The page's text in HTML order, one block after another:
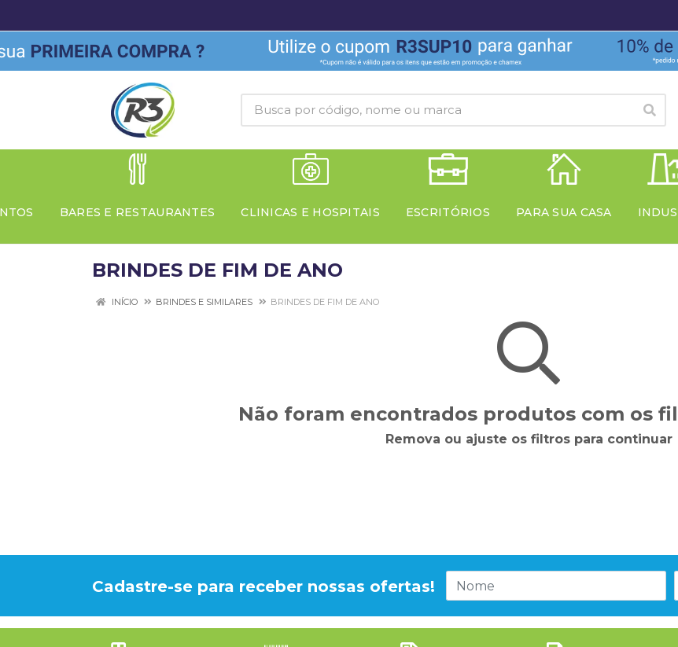
BARES E RESTAURANTES CLINICAS E HOSPITAIS ESCRITÓRIOS PARA SUA CASA
BRINDES DE FIM DE ANO
INÍCIO BRINDES E SIMILARES BRINDES DE FIM DE ANO
Não foram encontrados produtos com os
Remova ou ajuste os filtros para continuar
Cadastre-se para receber nossas ofertas!